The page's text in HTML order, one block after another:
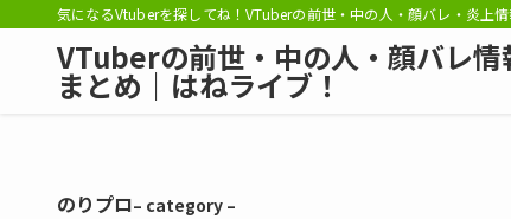
気になるVtuberを探してね！VTuberの前世・中の人・顔バレ・炎上
VTuberの前世・中の人・顔バレ情
まとめ｜はねライブ！
のりプロ– category –